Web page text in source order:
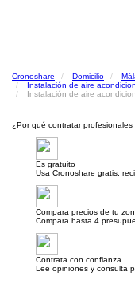
Cronoshare Domicilio
Instalación de aire
Instalación de aire
¿Por qué contratar
Es gratuito
Usa Cronoshare gratis:
Compara precios de tu
Compara hasta 4
Contrata con confianza
Lee opiniones y consulta